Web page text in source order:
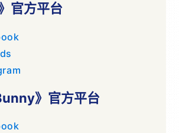
官方平台
》官方平台